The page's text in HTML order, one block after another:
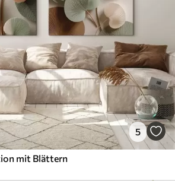
5
mit Blättern